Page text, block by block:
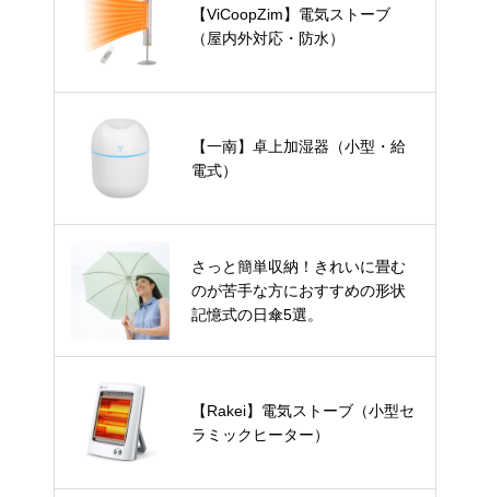
【ViCoopZim】電気ストーブ
（屋内外対応・防水）
【一南】卓上加湿器（小型・給
電式）
さっと簡単収納！きれいに畳む
のが苦手な方におすすめの形状
記憶式の日傘5選。
【Rakei】電気ストーブ（小型セ
ラミックヒーター）